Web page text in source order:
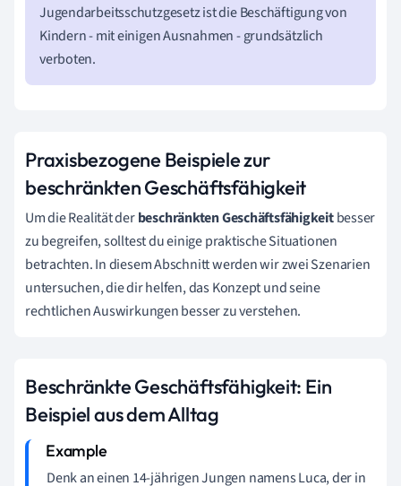
Jugendarbeitsschutzgesetz ist die Beschäftigung von
Kindern - mit einigen Ausnahmen - grundsätzlich
verboten.
Praxisbezogene Beispiele zur
beschränkten Geschäftsfähigkeit
Um die Realität derbeschränkten Geschäftsfähigkeitbesser
zu begreifen, solltest du einige praktische Situationen
betrachten. In diesem Abschnitt werden wir zwei Szenarien
untersuchen, die dir helfen, das Konzept und seine
rechtlichen Auswirkungen besser zu verstehen.
Beschränkte Geschäftsfähigkeit: Ein
Beispiel aus dem Alltag
Denk an einen 14-jährigen Jungen namens Luca, der in